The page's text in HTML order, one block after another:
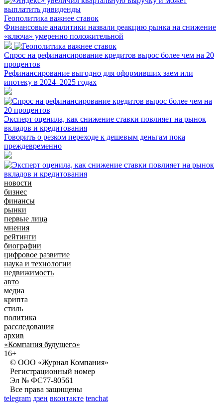
Геополитика важнее ставок
Финансовые аналитики назвали реакцию рынка на снижение
«ключа» умеренно положительной
Спрос на рефинансирование кредитов вырос более чем на 20
процентов
Рефинансирование выгодно для оформивших заем или
ипотеку в 2024–2025 годах
Эксперт оценила, как снижение ставки повлияет на рынок
вкладов и кредитования
Говорить о резком переходе к дешевым деньгам пока
преждевременно
новости
бизнес
финансы
рынки
первые лица
мнения
рейтинги
биографии
цифровое развитие
наука и технологии
недвижимость
авто
медиа
крипта
стиль
политика
расследования
архив
«Компания будущего»
16+
© ООО «Журнал Компания»
Регистрационный номер
Эл № ФС77-80561
Все права защищены
telegram дзен вконтакте tenchat